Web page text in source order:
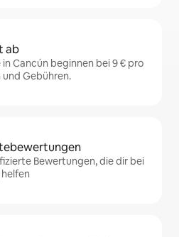
ab
Cancún beginnen bei 9 € pro
Gebühren.
Bewertungen, die dir bei